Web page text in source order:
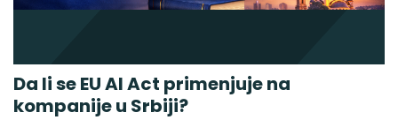
Da li se EU AI Act primenjuje na
kompanije u Srbiji?